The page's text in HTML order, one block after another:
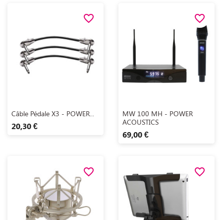
 Aperçu rapide
Câble Pédale X3 - POWER...
20,30 €
favorite_border
Aperçu rapide
MW 100 MH - POWER
ACOUSTICS
69,00 €
favorite_border
favorite_border favorite_border